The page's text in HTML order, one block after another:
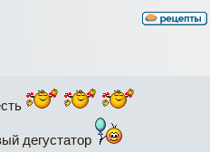
дегустатор